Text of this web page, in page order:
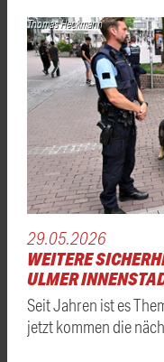
Thomas Heckmann
29.05.2026
WEITERE
LMER
Seit Jahren ist es
jetzt kommen die